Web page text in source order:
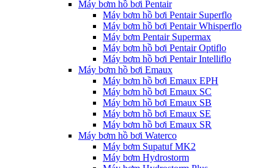
Máy bơm hồ bơi Pentair
Máy bơm hồ bơi Pentair Superflo
Máy bơm hồ bơi Pentair Whisperflo
Máy bơm Pentair Supermax
Máy bơm hồ bơi Pentair Optiflo
Máy bơm hồ bơi Pentair Intelliflo
Máy bơm hồ bơi Emaux
Máy bơm hồ bơi Emaux EPH
Máy bơm hồ bơi Emaux SC
Máy bơm hồ bơi Emaux SB
Máy bơm hồ bơi Emaux SE
Máy bơm hồ bơi Emaux SR
Máy bơm hồ bơi Waterco
Máy bơm Supatuf MK2
Máy bơm Hydrostorm